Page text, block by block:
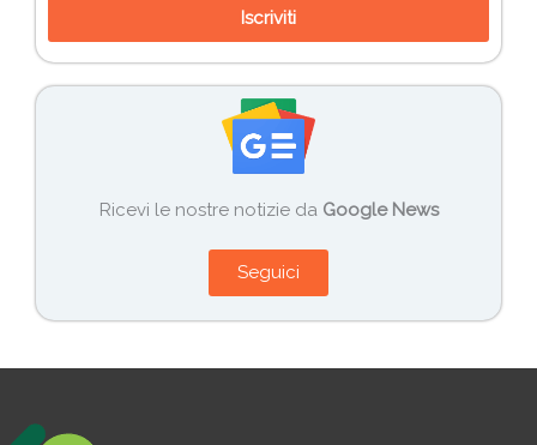
Iscriviti
Ricevi le nostre notizie da Google News
Seguici